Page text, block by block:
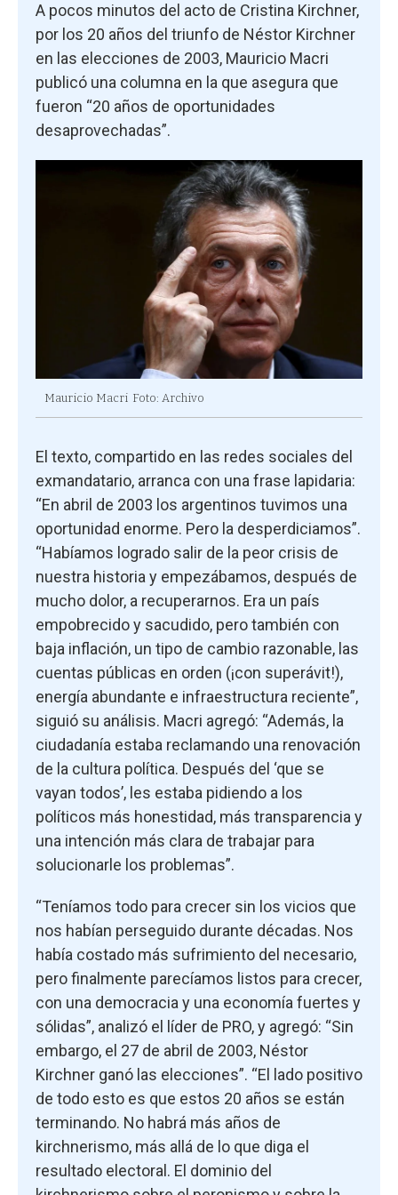
A pocos minutos del acto de Cristina Kirchner,
por los 20 años del triunfo de Néstor Kirchner
en las elecciones de 2003, Mauricio Macri
publicó una columna en la que asegura que
fueron “20 años de oportunidades
desaprovechadas”.
Mauricio Macri Foto: Archivo
El texto, compartido en las redes sociales del
exmandatario, arranca con una frase lapidaria:
“En abril de 2003 los argentinos tuvimos una
oportunidad enorme. Pero la desperdiciamos”.
“Habíamos logrado salir de la peor crisis de
nuestra historia y empezábamos, después de
mucho dolor, a recuperarnos. Era un país
empobrecido y sacudido, pero también con
baja inflación, un tipo de cambio razonable, las
cuentas públicas en orden (¡con superávit!),
energía abundante e infraestructura reciente”,
siguió su análisis. Macri agregó: “Además, la
ciudadanía estaba reclamando una renovación
de la cultura política. Después del ‘que se
vayan todos’, les estaba pidiendo a los
políticos más honestidad, más transparencia y
una intención más clara de trabajar para
solucionarle los problemas”.
“Teníamos todo para crecer sin los vicios que
nos habían perseguido durante décadas. Nos
había costado más sufrimiento del necesario,
pero finalmente parecíamos listos para crecer,
con una democracia y una economía fuertes y
sólidas”, analizó el líder de PRO, y agregó: “Sin
embargo, el 27 de abril de 2003, Néstor
Kirchner ganó las elecciones”. “El lado positivo
de todo esto es que estos 20 años se están
terminando. No habrá más años de
kirchnerismo, más allá de lo que diga el
resultado electoral. El dominio del